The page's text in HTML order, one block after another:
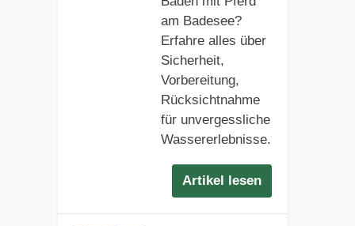
am Badesee?
Erfahre alles über
Sicherheit,
Vorbereitung,
Rücksichtnahme
für unvergessliche
Wassererlebnisse.
Artikel lesen